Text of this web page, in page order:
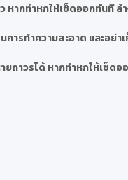
หากทำหกให้เช็ดออกทันที
ทำความสะอาด และอย่า
าวรได้ หากทำหกให้เช็ด